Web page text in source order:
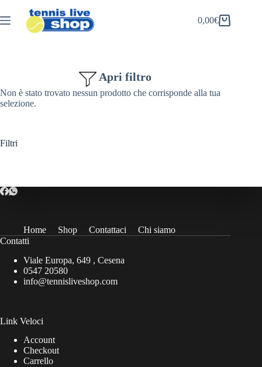
al
contenuto
Carrello
0,00€
Apri filtro
Non è stato trovato nessun prodotto che corrisponde alla tua
selezione.
Filtri
Home Shop Contattaci
Chi siamo
Contatti
Viale Europa, 649 , Cesena
0547 20580
info@tennisliveshop.com
Link Veloci
Account
Checkout
Carrello